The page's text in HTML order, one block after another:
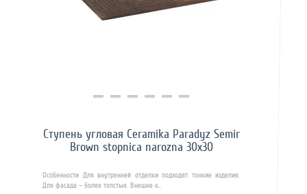
Купить в 1 клик
Ступень угловая Ceramika Paradyz Semir
Brown stopnica narozna 30х30
Особенности Для внутренней отделки подходят тонкие изделия.
Для фасада – более толстые. Внешне к..